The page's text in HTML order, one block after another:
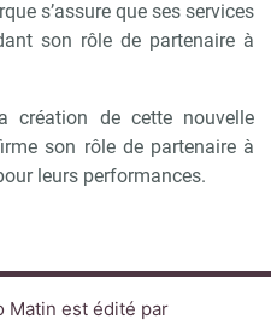
s’assure que ses services
son rôle de partenaire à
création de cette nouvelle
son rôle de partenaire à
leurs performances.
Matin est édité par